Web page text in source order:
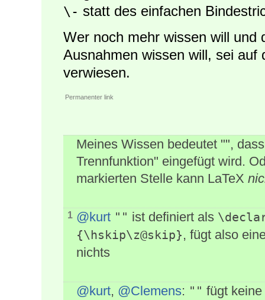
\- statt des einfachen
Wer noch mehr wissen will und
Ausnahmen wissen will, sei auf
verwiesen.
Permanenter link
Meines Wissen bedeutet "",
Trennfunktion" eingefügt wird.
markierten Stelle kann LaTeX
1 @kurt "" ist definiert als
{\hskip\z@skip}, fügt also
nichts
@kurt, @Clemens: "" fügt